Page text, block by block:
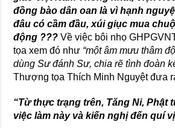
đồng bào dân oan là vì hạnh
đâu có cầm đầu, xúi giục mua
động ??? Về việc bôi nhọ
tọa xem đó như “một âm mưu thâm
dùng Sư đánh Sư, chia rẽ tình đoàn
Thượng tọa Thích Minh Nguyệt đưa
“Từ thực trạng trên, Tăng Ni,
việc làm này và kiến nghị đến quí